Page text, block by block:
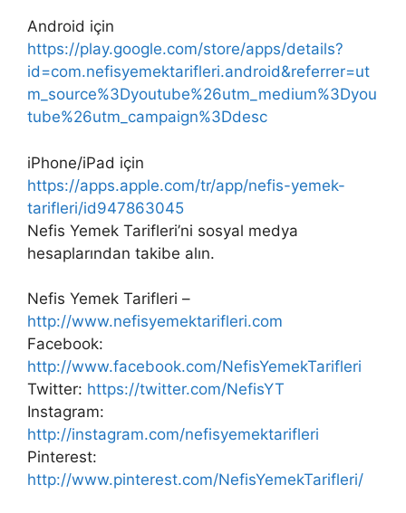
Android için
https://play.google.com/store/apps/details?
id=com.nefisyemektarifleri.android&referrer=ut
m_source%3Dyoutube%26utm_medium%3Dyou
tube%26utm_campaign%3Ddesc
iPhone/iPad için
https://apps.apple.com/tr/app/nefis-yemek-
tarifleri/id947863045
Nefis Yemek Tarifleri’ni sosyal medya
hesaplarından takibe alın.
Nefis Yemek Tarifleri –
http://www.nefisyemektarifleri.com
Facebook:
http://www.facebook.com/NefisYemekTarifleri
Twitter: https://twitter.com/NefisYT
Instagram:
http://instagram.com/nefisyemektarifleri
Pinterest:
http://www.pinterest.com/NefisYemekTarifleri/